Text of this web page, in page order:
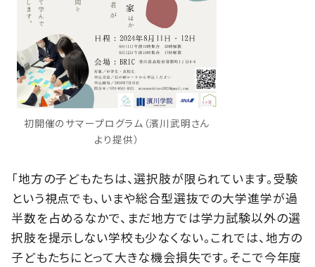
初開催のサマープログラム（濱川武明さん
より提供）
「地方の子どもたちは、選択肢が限られています。受験
という視点でも、いまや総合型選抜での大学進学が過
半数を占めるなかで、まだ地方では学力試験以外の選
択肢を提示しない学校も少なくない。これでは、地方の
子どもたちにとって大きな機会損失です。そこで今年度